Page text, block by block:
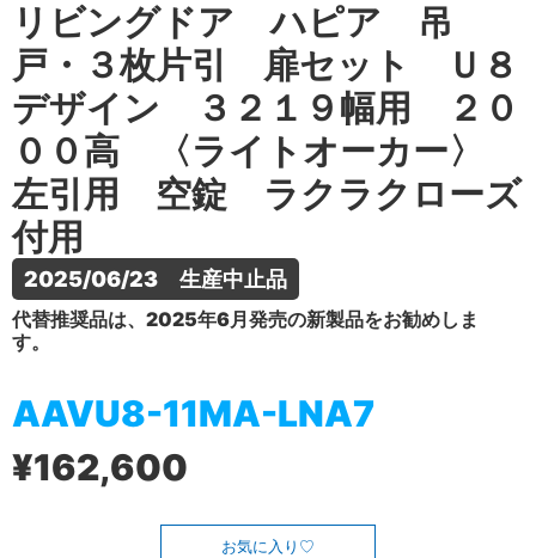
リビングドア ハピア 吊
戸・３枚片引 扉セット Ｕ８
デザイン ３２１９幅用 ２０
００高 〈ライトオーカー〉
左引用 空錠 ラクラクローズ
付用
2025/06/23　生産中止品
代替推奨品は、2025年6月発売の新製品をお勧めしま
す。
AAVU8-11MA-LNA7
¥162,600
お気に入り